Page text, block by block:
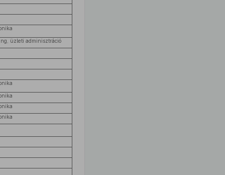
üzleti adminisztráció